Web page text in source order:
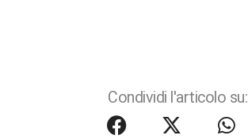
Condividi l'articolo su: